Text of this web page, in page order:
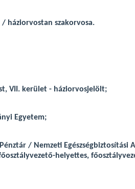
/ háziorvostan szakorvosa.
VII. kerület - háziorvosjelölt;
Egyetem;
/ Nemzeti Egészségbiztosítási
helyettes,